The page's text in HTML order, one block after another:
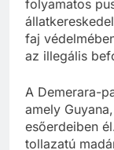
folyamatos
faj
az illegális
A Demerara-
amely
esőerdeiben
tollazatú